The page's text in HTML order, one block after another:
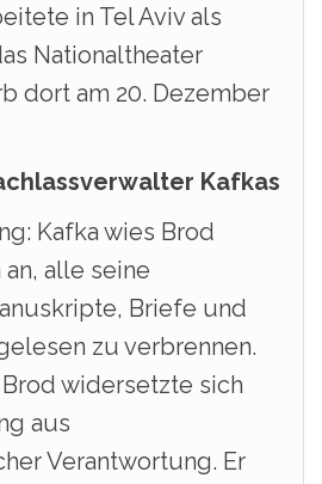
in Tel Aviv als
Nationaltheater
dort am 20. Dezember
Kafkas
Kafka wies Brod
alle seine
Briefe und
zu verbrennen.
widersetzte sich
aus
Verantwortung. Er